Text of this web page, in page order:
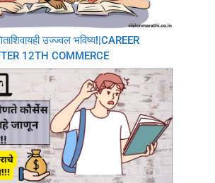
उज्ज्वल भविष्य!|CAREER
12TH COMMERCE